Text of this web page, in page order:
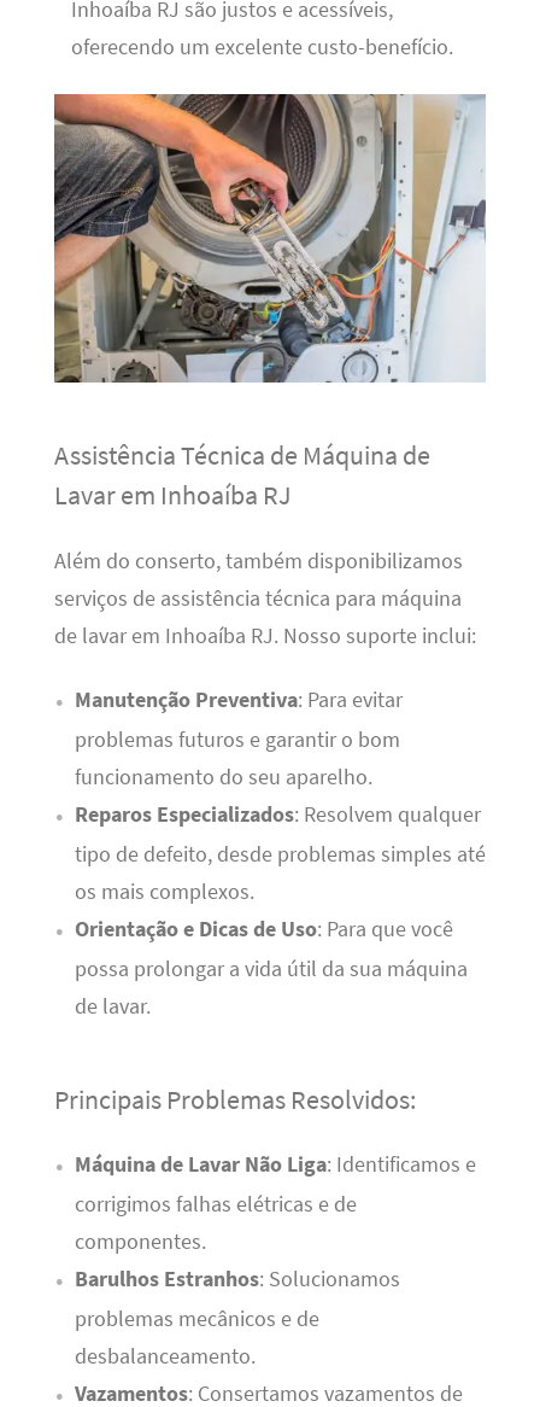
Inhoaíba RJ são justos e acessíveis,
oferecendo um excelente custo-benefício.
Assistência Técnica de Máquina de
Lavar em Inhoaíba RJ
Além do conserto, também disponibilizamos
serviços de assistência técnica para máquina
de lavar em Inhoaíba RJ. Nosso suporte inclui:
Manutenção Preventiva: Para evitar
problemas futuros e garantir o bom
funcionamento do seu aparelho.
Reparos Especializados: Resolvem qualquer
tipo de defeito, desde problemas simples até
os mais complexos.
Orientação e Dicas de Uso: Para que você
possa prolongar a vida útil da sua máquina
de lavar.
Principais Problemas Resolvidos:
Máquina de Lavar Não Liga: Identificamos e
corrigimos falhas elétricas e de
componentes.
Barulhos Estranhos: Solucionamos
problemas mecânicos e de
desbalanceamento.
Vazamentos: Consertamos vazamentos de